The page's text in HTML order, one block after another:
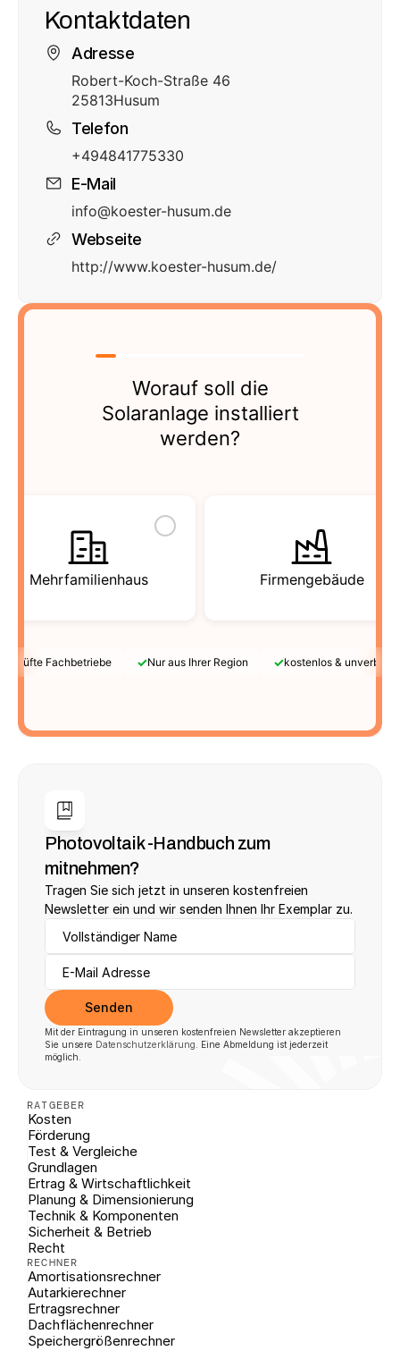
Kontaktdaten
Adresse
Robert-Koch-Straße 46
25813Husum
Telefon
+494841775330
E-Mail
info@koester-husum.de
Webseite
http://www.koester-husum.de/
Worauf soll die
Solaranlage installiert
werden?
Mehrfamilienhaus Firmengebäude
Fachbetriebe ✓Nur aus Ihrer Region ✓kostenlos &
Photovoltaik -Handbuch zum
mitnehmen?
Tragen Sie sich jetzt in unseren kostenfreien
Newsletter ein und wir senden Ihnen Ihr Exemplar zu.
Senden
Mit der Eintragung in unseren kostenfreien Newsletter akzeptieren
Sie unsere Datenschutzerklärung . Eine Abmeldung ist jederzeit
möglich.
RATGEBER
Kosten
Förderung
Test & Vergleiche
Grundlagen
Ertrag & Wirtschaftlichkeit
Planung & Dimensionierung
Technik & Komponenten
Sicherheit & Betrieb
Recht
RECHNER
Amortisationsrechner
Autarkierechner
Ertragsrechner
Dachflächenrechner
Speichergrößenrechner